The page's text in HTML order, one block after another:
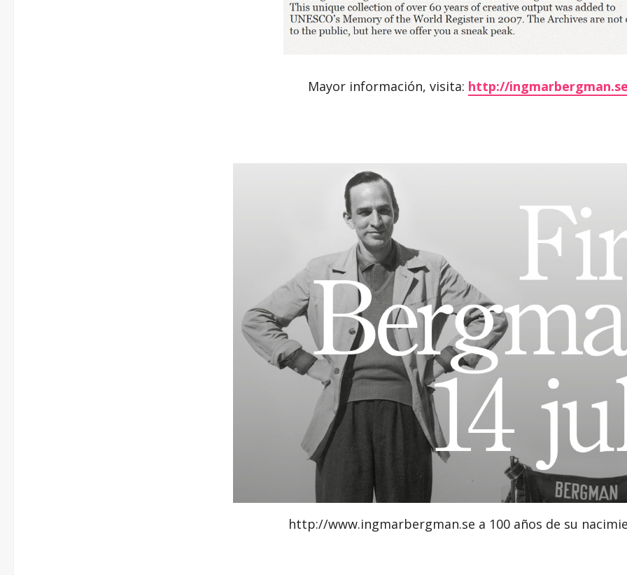
Mayor información, visita: http://
http://www.ingmarbergman.se a 100 años de su